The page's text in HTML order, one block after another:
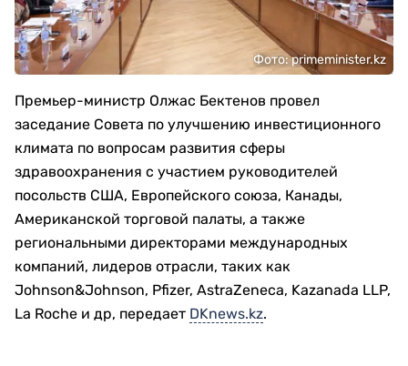
Фото: primeminister.kz
Премьер-министр Олжас Бектенов провел
заседание Совета по улучшению инвестиционного
климата по вопросам развития сферы
здравоохранения с участием руководителей
посольств США, Европейского союза, Канады,
Американской торговой палаты, а также
региональными директорами международных
компаний, лидеров отрасли, таких как
Johnson&Johnson, Pfizer, AstraZeneca, Kazanada LLP,
La Roche и др, передает DKnews.kz.